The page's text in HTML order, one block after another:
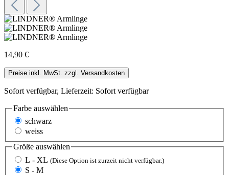
14,90 €
Preise inkl. MwSt. zzgl. Versandkosten
Sofort verfügbar, Lieferzeit: Sofort verfügbar
Farbe auswählen
schwarz
weiss
Größe auswählen
L - XL (Diese Option ist zurzeit nicht verfügbar.)
S - M